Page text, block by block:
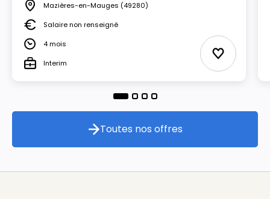
Lieu Mazières-en-Mauges (49280)
SalaireSalaire non renseigné
Durée4 mois
TypeInterim Ajouter
Toutes nos offres
Toutes nos offres